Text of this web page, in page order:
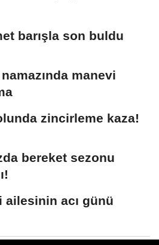
barışla son buldu
manevi
zincirleme kaza!
bereket sezonu
ailesinin acı günü